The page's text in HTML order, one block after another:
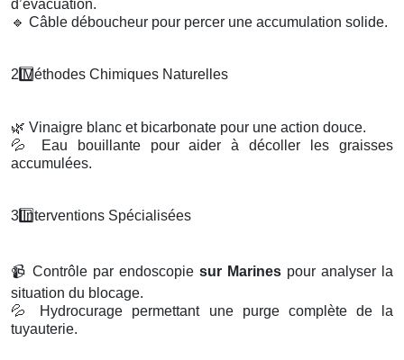
d’évacuation.
🔹 Câble déboucheur pour percer une accumulation solide.
2️ Méthodes Chimiques Naturelles
🌿 Vinaigre blanc et bicarbonate pour une action douce.
💦
Eau bouillante pour aider à décoller les graisses
accumulées.
3️Interventions Spécialisées
📹 Contrôle par endoscopie sur Marines pour analyser la
situation du blocage.
💦
Hydrocurage permettant une purge complète de la
tuyauterie.